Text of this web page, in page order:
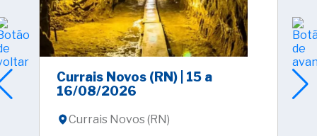
Currais Novos (RN) | 15 a
16/08/2026
Currais Novos (RN)
|